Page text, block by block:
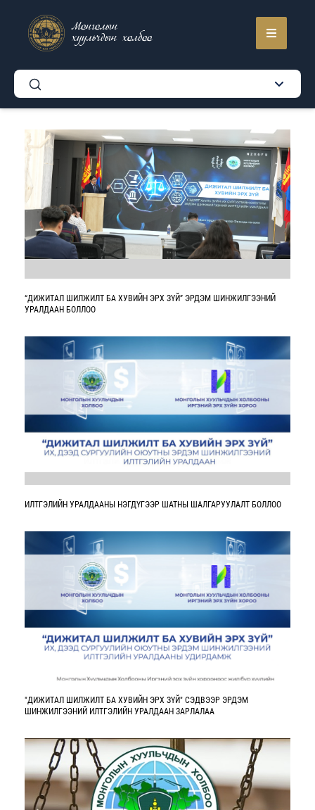
Монголын
хуульчдын холбоо
“ДИЖИТАЛ ШИЛЖИЛТ БА ХУВИЙН ЭРХ ЗҮЙ” ЭРДЭМ ШИНЖИЛГЭЭНИЙ
УРАЛДААН БОЛЛОО
ИЛТГЭЛИЙН УРАЛДААНЫ НЭГДҮГЭЭР ШАТНЫ ШАЛГАРУУЛАЛТ БОЛЛОО
​"ДИЖИТАЛ ШИЛЖИЛТ БА ХУВИЙН ЭРХ ЗҮЙ" СЭДВЭЭР ЭРДЭМ
ШИНЖИЛГЭЭНИЙ ИЛТГЭЛИЙН УРАЛДААН ЗАРЛАЛАА